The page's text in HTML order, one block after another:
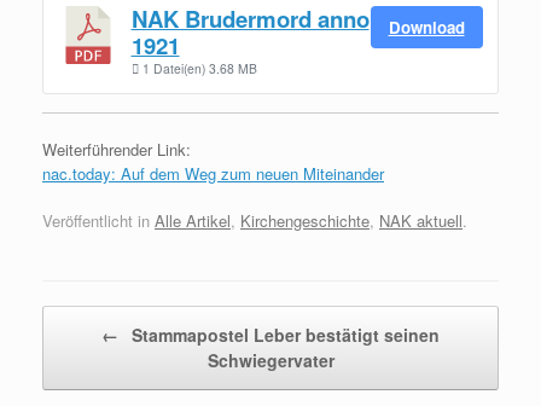
NAK Brudermord anno
1921
1 Datei(en) 3.68 MB
Download
Weiterführender Link:
nac.today: Auf dem Weg zum neuen Miteinander
Veröffentlicht in Alle Artikel, Kirchengeschichte, NAK aktuell.
← Stammapostel Leber bestätigt seinen
Schwiegervater